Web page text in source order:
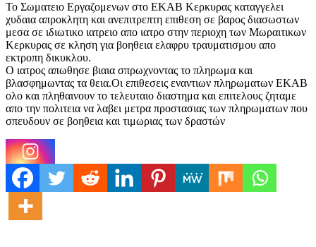
Το Σωματειο Εργαζομενων στο ΕΚΑΒ Κερκυρας καταγγελει
χυδαια απροκλητη και ανεπιτρεπτη επιθεση σε βαρος διασωστων
μεσα σε ιδιωτικο ιατρειο απο ιατρο στην περιοχη των Μωραιτικων
Κερκυρας σε κληση για βοηθεια ελαφρυ τραυματισμου απο
εκτροπη δικυκλου.
Ο ιατρος απωθησε βιαια σπρωχνοντας το πληρωμα και
βλασφημωντας τα θεια.Οι επιθεσεις εναντιων πληρωματων ΕΚΑΒ
ολο και πληθαινουν το τελευταιο διαστημα και επιτελους ζηταμε
απο την πολιτεια να λαβει μετρα προστασιας των πληρωματων που
σπευδουν σε βοηθεια και τιμωριας των δραστών